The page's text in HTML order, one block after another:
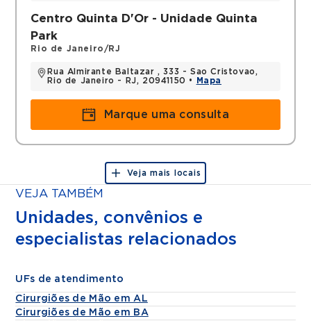
Centro Quinta D'Or - Unidade Quinta
Park
Rio de Janeiro/RJ
Rua Almirante Baltazar , 333 - Sao Cristovao,
Rio de Janeiro - RJ, 20941150 •
Mapa
Marque uma consulta
Veja mais locais
VEJA TAMBÉM
Unidades, convênios e
especialistas relacionados
UFs de atendimento
Cirurgiões de Mão em AL
Cirurgiões de Mão em BA